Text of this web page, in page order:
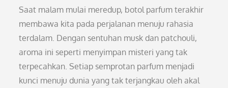
Saat malam mulai meredup, botol parfum terakhir
membawa kita pada perjalanan menuju rahasia
terdalam. Dengan sentuhan musk dan patchouli,
aroma ini seperti menyimpan misteri yang tak
terpecahkan. Setiap semprotan parfum menjadi
kunci menuju dunia yang tak terjangkau oleh akal